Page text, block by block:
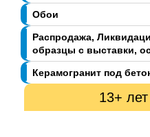
Обои
Распродажа,
образцы с выставки,
Керамогранит под
13+